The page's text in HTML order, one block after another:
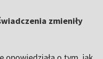
zmieniły